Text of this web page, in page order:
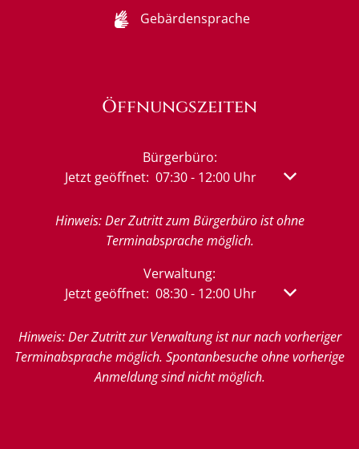
Gebärdensprache
Öffnungszeiten
Bürgerbüro:
Klicken, um weitere Öffnungs- oder
Jetzt geöffnet: 07:30- 12:00Uhr Von 07:30
Hinweis: Der Zutritt zum Bürgerbüro ist ohne
Terminabsprache möglich.
Verwaltung:
Klicken, um weitere Öffnungs- oder
Jetzt geöffnet: 08:30- 12:00Uhr Von 08:30
Hinweis: Der Zutritt zur Verwaltung ist nur nach vorheriger
Terminabsprache möglich. Spontanbesuche ohne vorherige
Anmeldung sind nicht möglich.